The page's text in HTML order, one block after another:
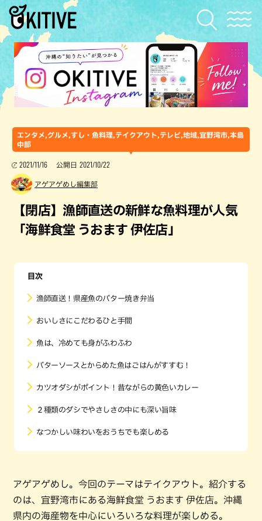
エンタメ,グルメ,すし・魚料理,テイクアウト,テレビ,地域,宜野湾市,本島
中部
2021/11/16 公開日 2021/10/22
アゲアゲめし編集部
【閉店】漁師直送の新鮮な魚料理が人気
「海鮮食堂 うおます 伊佐店」
目次
漁師直送！県産魚のバター焼き弁当
おいしさにこだわるひと手間
魚は、冷めても身がふわふわ
バターソースとからめた魚はごはんがすすむ！
カツオダシがポイント！昔ながらの黄色いカレー
２種類のダシでやさしさの中にも深い旨味
なつかしい味わいをおうちでも楽しめる
アゲアゲめし。今回のテーマはテイクアウト。紹介する
のは、宜野湾市にある海鮮食堂 うおます 伊佐店。沖縄
県内の海産物を中心にいろいろな料理が楽しめる。